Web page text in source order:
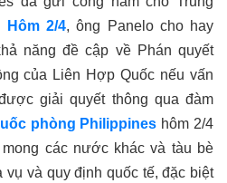
Hôm 2/4, ông Panelo cho hay
năng đề cập về Phán quyết
của Liên Hợp Quốc nếu vấn
giải quyết thông qua đàm
phòng Philippines hôm 2/4
mong các nước khác và tàu bè
vụ và quy định quốc tế, đặc biệt